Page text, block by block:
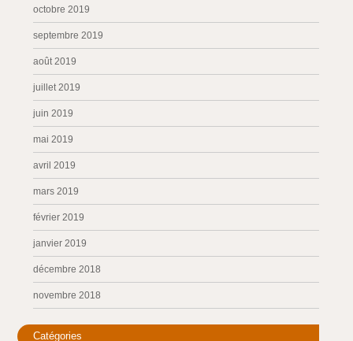
octobre 2019
septembre 2019
août 2019
juillet 2019
juin 2019
mai 2019
avril 2019
mars 2019
février 2019
janvier 2019
décembre 2018
novembre 2018
Catégories